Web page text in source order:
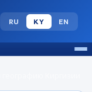
RU KY EN